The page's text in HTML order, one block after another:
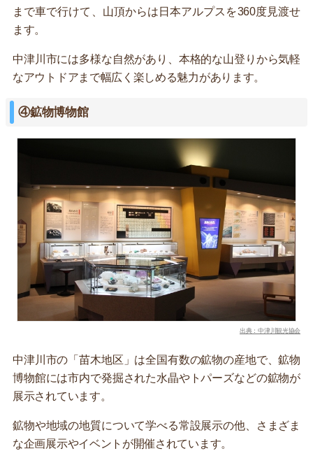
まで車で行けて、山頂からは日本アルプスを360度見渡せ
ます。
中津川市には多様な自然があり、本格的な山登りから気軽
なアウトドアまで幅広く楽しめる魅力があります。
④鉱物博物館
出典：中津川観光協会
中津川市の「苗木地区」は全国有数の鉱物の産地で、鉱物
博物館には市内で発掘された水晶やトパーズなどの鉱物が
展示されています。
鉱物や地域の地質について学べる常設展示の他、さまざま
な企画展示やイベントが開催されています。